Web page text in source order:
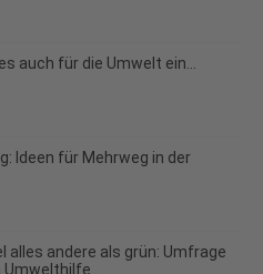
auch für die Umwelt ein...
Ideen für Mehrweg in der
alles andere als grün: Umfrage